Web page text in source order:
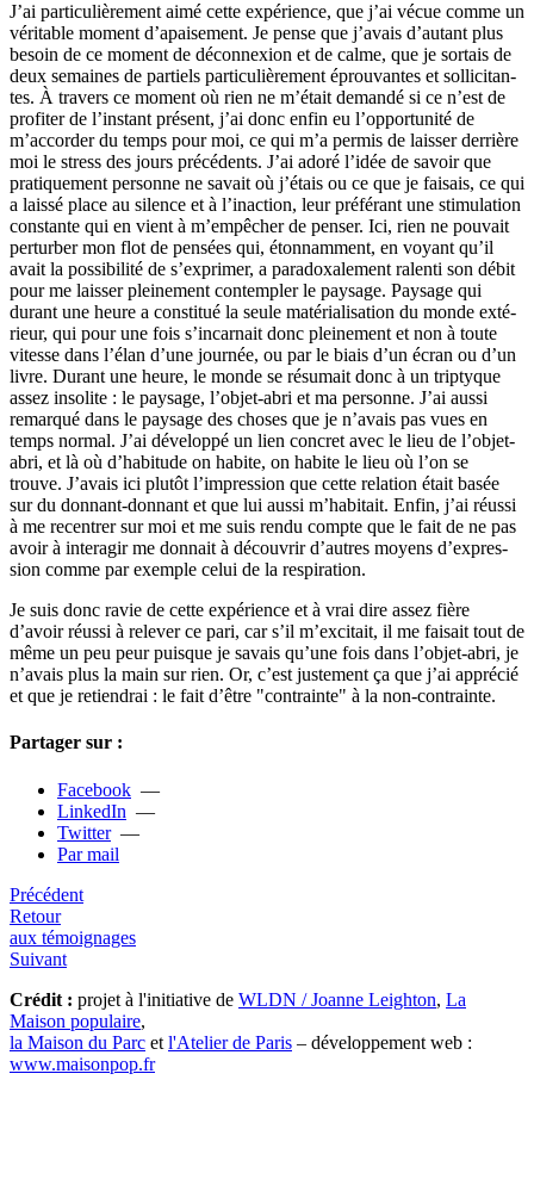
J’ai par­­ti­­cu­­liè­­re­­ment aimé cette expé­­rience, que j’ai vécue comme un
véri­­ta­­ble moment d’apai­­se­­ment. Je pense que j’avais d’autant plus
besoin de ce moment de déconnexion et de calme, que je sor­­tais de
deux semai­­nes de par­­tiels par­­ti­­cu­­liè­­re­­ment éprouvantes et sol­­li­­ci­­tan­­
tes. À tra­­vers ce moment où rien ne m’était demandé si ce n’est de
pro­­fi­­ter de l’ins­­tant pré­­sent, j’ai donc enfin eu l’oppor­­tu­­nité de
m’accor­­der du temps pour moi, ce qui m’a permis de lais­­ser der­­rière
moi le stress des jours pré­­cé­­dents. J’ai adoré l’idée de savoir que
pra­­ti­­que­­ment per­­sonne ne savait où j’étais ou ce que je fai­­sais, ce qui
a laissé place au silence et à l’inac­­tion, leur pré­­fé­­rant une sti­­mu­­la­­tion
cons­­tante qui en vient à m’empê­­cher de penser. Ici, rien ne pou­­vait
per­­tur­­ber mon flot de pen­­sées qui, étonnamment, en voyant qu’il
avait la pos­­si­­bi­­lité de s’expri­­mer, a para­­doxa­­le­­ment ralenti son débit
pour me lais­­ser plei­­ne­­ment contem­­pler le pay­­sage. Paysage qui
durant une heure a cons­­ti­­tué la seule maté­­ria­­li­­sa­­tion du monde exté­­
rieur, qui pour une fois s’incar­­nait donc plei­­ne­­ment et non à toute
vitesse dans l’élan d’une jour­­née, ou par le biais d’un écran ou d’un
livre. Durant une heure, le monde se résu­­mait donc à un trip­­ty­­que
assez inso­­lite : le pay­­sage, l’objet-abri et ma per­­sonne. J’ai aussi
remar­­qué dans le pay­­sage des choses que je n’avais pas vues en
temps normal. J’ai déve­­loppé un lien concret avec le lieu de l’objet-
abri, et là où d’habi­tude on habite, on habite le lieu où l’on se
trouve. J’avais ici plutôt l’impres­­sion que cette rela­­tion était basée
sur du don­­nant-don­­nant et que lui aussi m’habi­­tait. Enfin, j’ai réussi
à me recen­­trer sur moi et me suis rendu compte que le fait de ne pas
avoir à inte­­ra­­gir me don­­nait à décou­­vrir d’autres moyens d’expres­­
sion comme par exem­­ple celui de la res­­pi­­ra­­tion.
Je suis donc ravie de cette expé­­rience et à vrai dire assez fière
d’avoir réussi à rele­­ver ce pari, car s’il m’exci­­tait, il me fai­­sait tout de
même un peu peur puis­­que je savais qu’une fois dans l’objet-abri, je
n’avais plus la main sur rien. Or, c’est jus­­te­­ment ça que j’ai appré­­cié
et que je retien­­drai : le fait d’être "contrainte" à la non-contrainte.
Partager sur :
Facebook —
LinkedIn —
Twitter—
Par mail
Précédent
Retour
aux témoignages
Suivant
Crédit : projet à l'initiative de WLDN / Joanne Leighton, La
Maison populaire,
la Maison du Parc et l'Atelier de Paris – développement web :
www.maisonpop.fr